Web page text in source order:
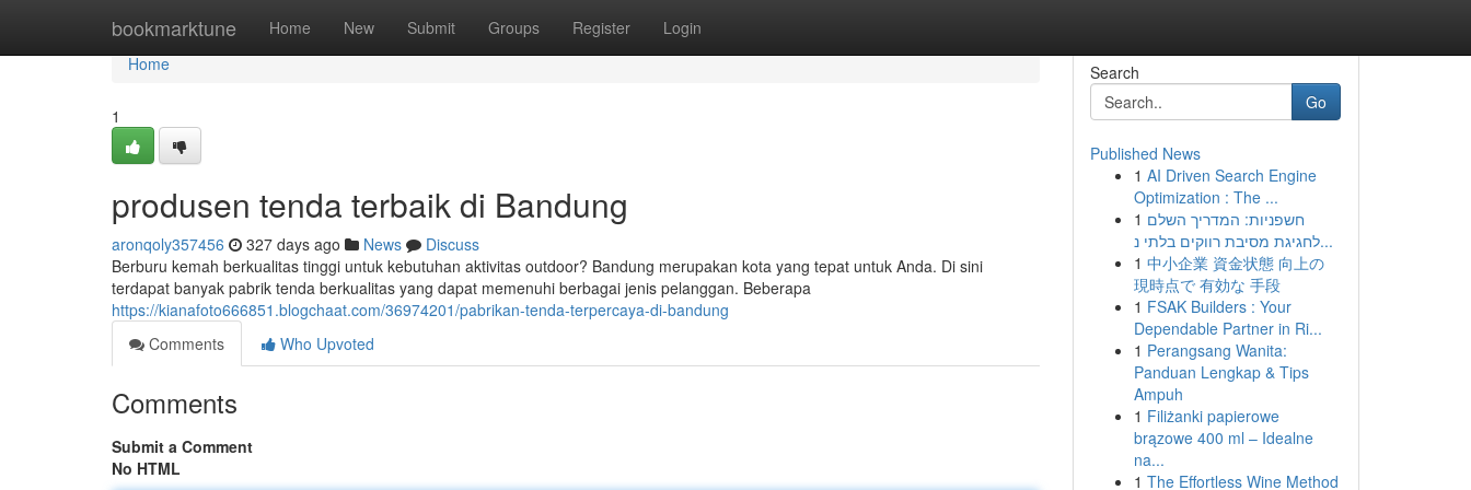
bookmarktune Home New Submit Groups Register Login
Home
Home
1
produsen tenda terbaik di Bandung
aronqoly357456 327 days ago News
Discuss
Berburu kemah berkualitas tinggi untuk kebutuhan aktivitas outdoor? Bandung merupakan kota yang tepat untuk Anda. Di sini
terdapat banyak pabrik tenda berkualitas yang dapat memenuhi berbagai jenis pelanggan. Beberapa
https://kianafoto666851.blogchaat.com/36974201/pabrikan-tenda-terpercaya-di-bandung
Comments
Who Upvoted
Comments
Submit a Comment
No HTML
Search
Go
Published News
1 AI Driven Search Engine
Optimization : The ...
1 חשפניות: המדריך השלם
לחגיגת מסיבת רווקים בלתי נ...
1 中小企業 資金状態 向上の
現時点で 有効な 手段
1 FSAK Builders : Your
Dependable Partner in Ri...
1 Perangsang Wanita:
Panduan Lengkap & Tips
Ampuh
1 Filiżanki papierowe
brązowe 400 ml – Idealne
na...
1 The Effortless Wine Method